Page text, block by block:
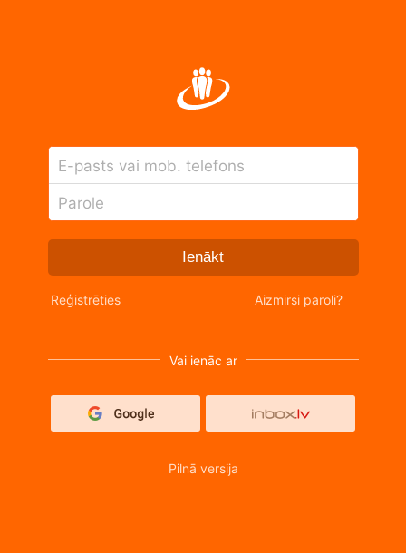
E-pasts vai mob. telefons
Parole
Ienākt
Reģistrēties Aizmirsi paroli?
Vai ienāc ar
Pilnā versija